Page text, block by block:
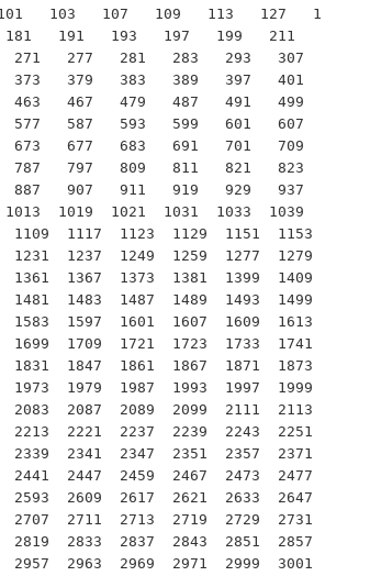
103   107   109   113   127   1
191   193   197   199   211
277   281   283   293   307
379   383   389   397   401
467   479   487   491   499
587   593   599   601   607
677   683   691   701   709
797   809   811   821   823
907   911   919   929   937
1019  1021  1031  1033  1039
1117  1123  1129  1151  1153
1237  1249  1259  1277  1279
1367  1373  1381  1399  1409
1483  1487  1489  1493  1499
1597  1601  1607  1609  1613
1709  1721  1723  1733  1741
1847  1861  1867  1871  1873
1979  1987  1993  1997  1999
2087  2089  2099  2111  2113
2221  2237  2239  2243  2251
2341  2347  2351  2357  2371
2447  2459  2467  2473  2477
2609  2617  2621  2633  2647
2711  2713  2719  2729  2731
2833  2837  2843  2851  2857
2963  2969  2971  2999  3001